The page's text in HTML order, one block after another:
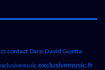
contact Dario David Guetta
exclusivemusic.fr